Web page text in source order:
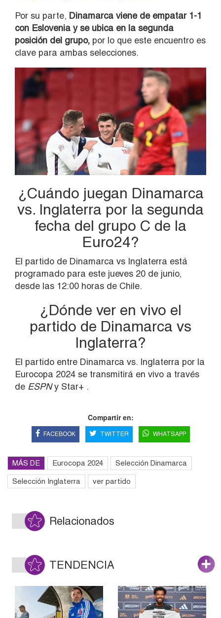
Por su parte, Dinamarca viene de empatar 1-1
con Eslovenia y se ubica en la segunda
posición del grupo, por lo que este encuentro es
clave para ambas selecciones.
¿Cuándo juegan Dinamarca
vs. Inglaterra por la segunda
fecha del grupo C de la
Euro24?
El partido de Dinamarca vs Inglaterra está
programado para este jueves 20 de junio,
desde las 12:00 horas de Chile.
¿Dónde ver en vivo el
partido de Dinamarca vs
Inglaterra?
El partido entre Dinamarca vs. Inglaterra por la
Eurocopa 2024 se transmitirá en vivo a través
de ESPNy Star+ .
Compartir en:
FACEBOOK TWITTER WHATSAPP
MÁS DE Eurocopa 2024 Selección Dinamarca
Selección Inglaterra ver partido
Relacionados
TENDENCIA